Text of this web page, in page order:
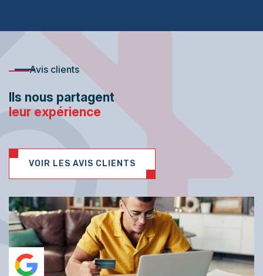
Avis clients
Ils nous partagent
leur expérience
VOIR LES AVIS CLIENTS